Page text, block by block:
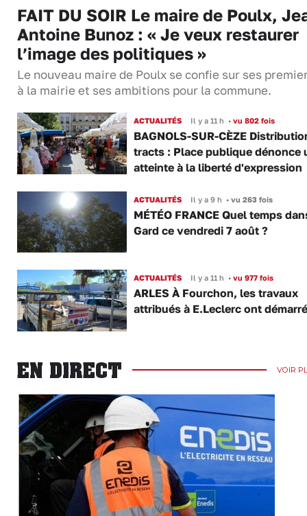
FAIT DU SOIR Le maire de Poulx,
Antoine Bunoz : « Je veux restaurer
l’image des politiques »
Le nouveau maire de Poulx se confie sur ses
à la mairie et ses ambitions pour la commune.
ACTUALITÉS Il y a 11 h •vu 802 fois
BAGNOLS-SUR-CÈZE
tracts : Place publique dénonce
atteinte à la liberté d'expression
ACTUALITÉS Il y a 9 h •vu 263 fois
MÉTÉO FRANCE Quel temps
Gard ce vendredi 7 août ?
ACTUALITÉS Il y a 11 h •vu 977 fois
ARLES À Fourchon, les travaux
attribués à E.Leclerc ont démarré
EN DIRECT VOIR